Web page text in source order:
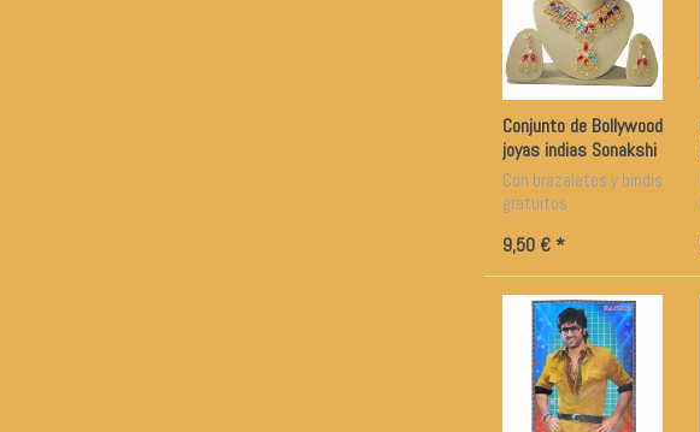
Conjunto de Bollywood
joyas indias Sonakshi
azul turquesa rojo
violeta
Con brazaletes y bindis
gratuitos
9,50 € *